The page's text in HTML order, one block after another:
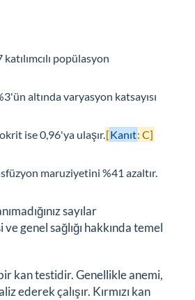
popülasyon
altında varyasyon katsayısı
ise 0,96'ya ulaşır.[Kanıt: C]
maruziyetini %41 azaltır.
sayılar
genel sağlığı hakkında temel
kan testidir. Genellikle anemi,
ederek çalışır. Kırmızı kan